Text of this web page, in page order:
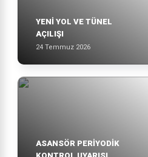
YENİ YOL VE TÜNEL
AÇILIŞI
24 Temmuz 2026
ASANSÖR PERİYODİK